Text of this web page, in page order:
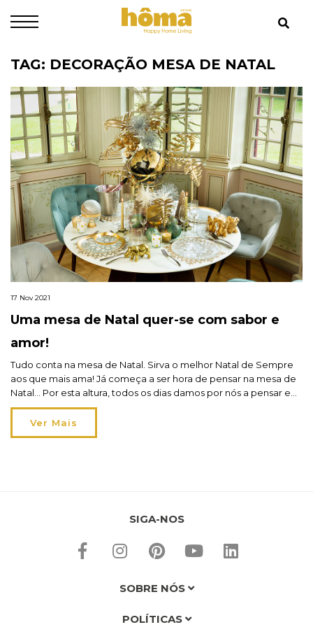
TAG: DECORAÇÃO MESA DE NATAL
17 Nov 2021
Uma mesa de Natal quer-se com sabor e
amor!
Tudo conta na mesa de Natal. Sirva o melhor Natal de Sempre
aos que mais ama! Já começa a ser hora de pensar na mesa de
Natal… Por esta altura, todos os dias damos por nós a pensar em
qualquer detalhe de Natal que ainda está por definir. E a mesa
de Natal não é […]
Ver Mais
SIGA-NOS
SOBRE NÓS
POLÍTICAS